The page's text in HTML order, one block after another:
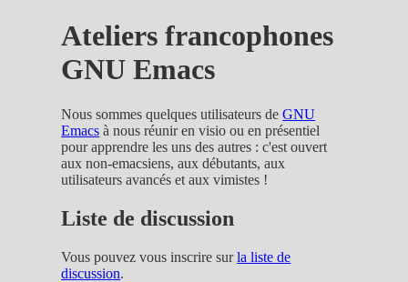
Ateliers francophones
GNU Emacs
Nous sommes quelques utilisateurs deGNU
Emacs à nous réunir en visio ou en présentiel
pour apprendre les uns des autres : c'est ouvert
aux non-emacsiens, aux débutants, aux
utilisateurs avancés et aux vimistes !
Liste de discussion
Vous pouvez vous inscrire surla liste de
discussion.